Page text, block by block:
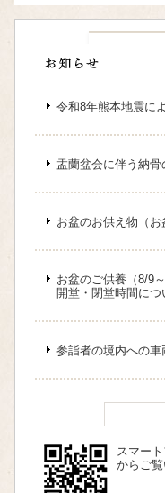
令和8年熊本地震に
盂蘭盆会に伴う納骨
お盆のお供え物（
お盆のご供養（8/9～
開堂・閉堂時間につ
参詣者の境内への車
スマー
からご覧